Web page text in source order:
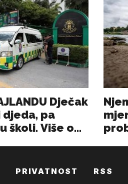
PRIVATNOST RSS